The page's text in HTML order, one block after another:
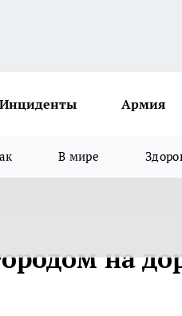
Инциденты Армия
В мире
на